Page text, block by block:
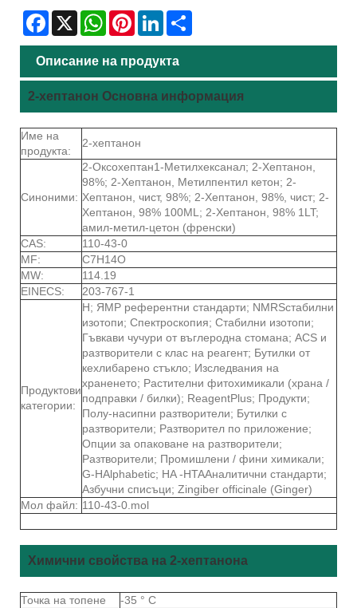
Facebook
X WhatsAppPinterestLinkedIn
Описание на продукта
2-хептанон Основна информация
Име на
продукта:
2-хептанон
Синоними:
2-Оксохептан1-Метилхексанал; 2-Хептанон,
98%; 2-Хептанон, Метилпентил кетон; 2-
Хептанон, чист, 98%; 2-Хептанон, 98%, чист; 2-
Хептанон, 98% 100ML; 2-Хептанон, 98% 1LT;
амил-метил-цетон (френски)
CAS:
110-43-0
MF:
C7H14O
MW:
114.19
EINECS:
203-767-1
Продуктови
категории:
H; ЯМР референтни стандарти; NMRSстабилни
изотопи; Спектроскопия; Стабилни изотопи;
Гъвкави чучури от въглеродна стомана; ACS и
разтворители с клас на реагент; Бутилки от
кехлибарено стъкло; Изследвания на
храненето; Растителни фитохимикали (храна /
подправки / билки); ReagentPlus; Продукти;
Полу-насипни разтворители; Бутилки с
разтворители; Разтворител по приложение;
Опции за опаковане на разтворители;
Разтворители; Промишлени / фини химикали;
G-HAlphabetic; HA -HTAАналитични стандарти;
Азбучни списъци; Zingiber officinale (Ginger)
Мол файл: 110-43-0.mol
Химични свойства на 2-хептанона
Точка на топене
-35 ° С